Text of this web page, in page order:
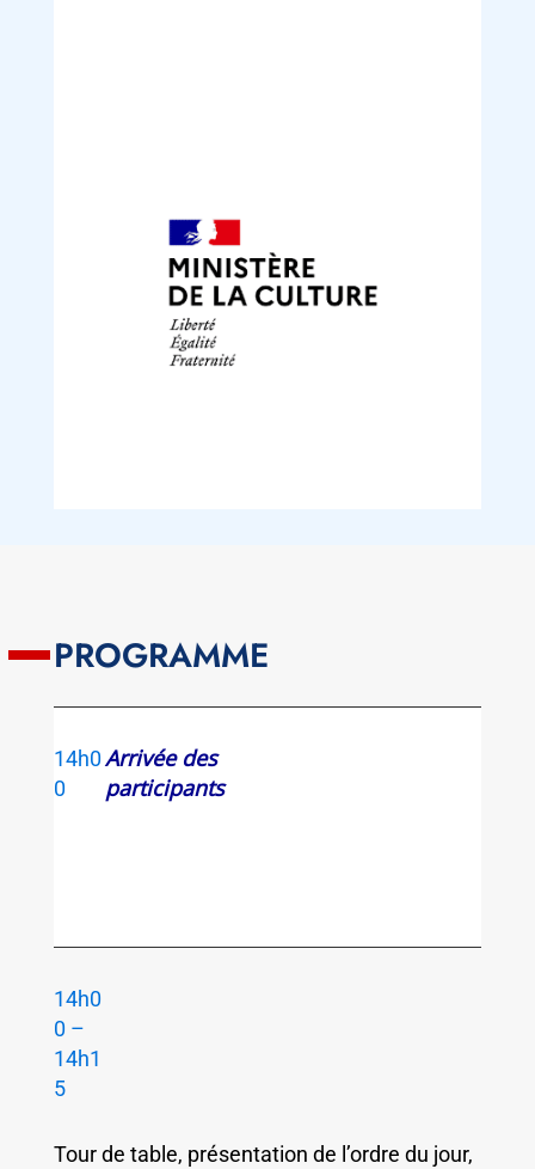
PROGRAMME
14h0
0
Arrivée des
participants
14h0
0 –
14h1
5
Tour de table, présentation de l’ordre du jour,